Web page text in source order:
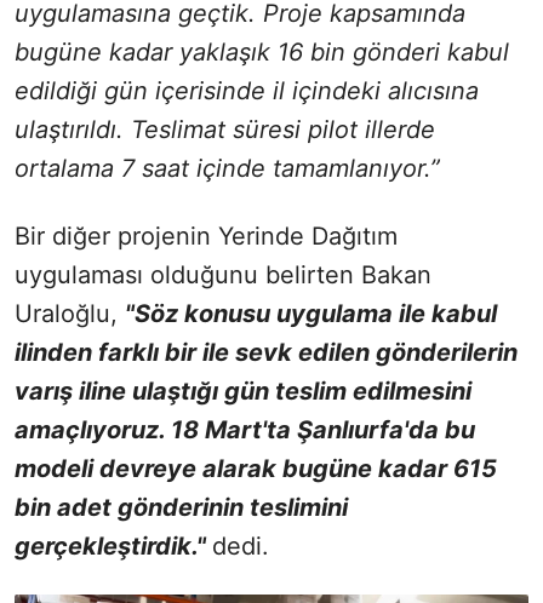
uygulamasına geçtik. Proje kapsamında
bugüne kadar yaklaşık 16 bin gönderi kabul
edildiği gün içerisinde il içindeki alıcısına
ulaştırıldı. Teslimat süresi pilot illerde
ortalama 7 saat içinde tamamlanıyor.”
Bir diğer projenin Yerinde Dağıtım
uygulaması olduğunu belirten Bakan
Uraloğlu, "Söz konusu uygulama ile kabul
ilinden farklı bir ile sevk edilen gönderilerin
varış iline ulaştığı gün teslim edilmesini
amaçlıyoruz. 18 Mart'ta Şanlıurfa'da bu
modeli devreye alarak bugüne kadar 615
bin adet gönderinin teslimini
gerçekleştirdik." dedi.